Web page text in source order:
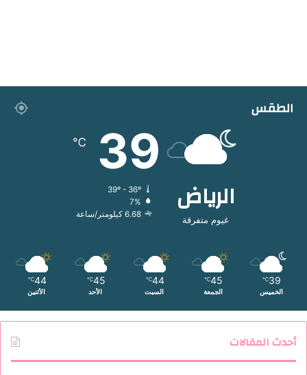
الطقس
الرياض
غيوم متفرقة
39
℃
39º - 36º
7%
6.68 كيلومتر/ساعة
39
℃
الخميس
45
℃
الجمعة
44
℃
السبت
45
℃
الأحد
44
℃
الأثنين
أحدث المقالات